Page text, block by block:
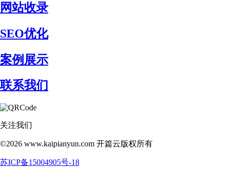
网站收录
SEO优化
案例展示
联系我们
关注我们
©2026 www.kaipianyun.com 开篇云版权所有
苏ICP备15004905号-18